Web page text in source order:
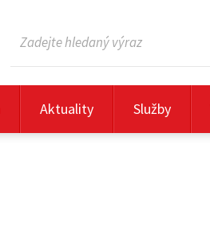
Aktuality Služby